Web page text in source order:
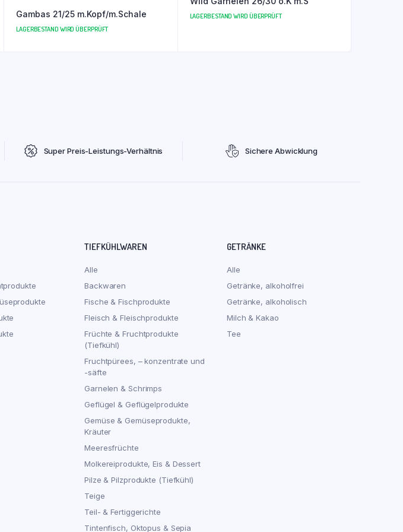
Gambas 21/25 m.Kopf/m.Schale
LAGERBESTAND WIRD ÜBERPRÜFT
LAGERBESTAND WIRD ÜBERPRÜFT
Super Preis-Leistungs-Verhältnis Sichere Abwicklung
TIEFKÜHLWAREN
Alle
Backwaren
Fische & Fischprodukte
Fleisch & Fleischprodukte
Früchte & Fruchtprodukte
(Tiefkühl)
Fruchtpürees, – konzentrate und
-säfte
Garnelen & Schrimps
Geflügel & Geflügelprodukte
Gemüse & Gemüseprodukte,
Kräuter
Meeresfrüchte
Molkereiprodukte, Eis & Dessert
Pilze & Pilzprodukte (Tiefkühl)
Teige
Teil- & Fertiggerichte
Tintenfisch, Oktopus & Sepia
GETRÄNKE
Alle
Getränke, alkoholfrei
Getränke, alkoholisch
Milch & Kakao
Tee